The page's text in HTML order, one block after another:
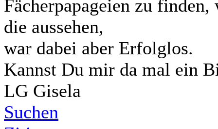
Fächerpapageien zu
die aussehen,
war dabei aber Erfolglos.
Kannst Du mir da mal ein
LG Gisela
Suchen